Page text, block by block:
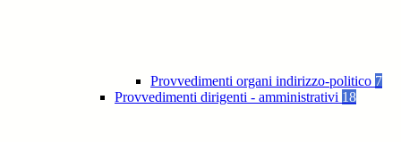
Provvedimenti organi indirizzo-politico 7
Provvedimenti dirigenti - amministrativi 18